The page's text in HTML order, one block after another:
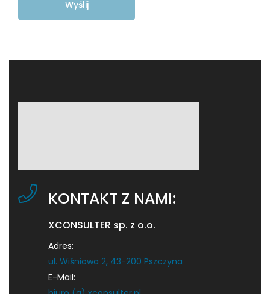
KONTAKT Z NAMI:
XCONSULTER sp. z o.o.
Adres:
ul. Wiśniowa 2, 43-200 Pszczyna
E-Mail: